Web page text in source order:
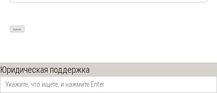
Юридическая поддержка